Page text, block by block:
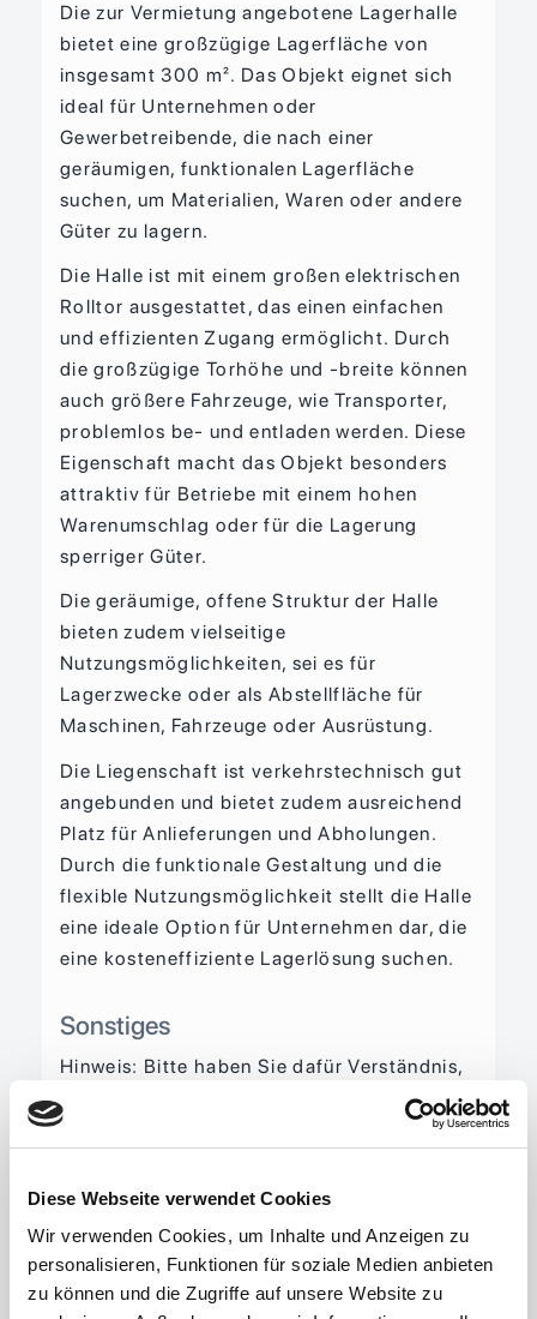
Diese Webseite verwendet Cookies
Wir verwenden Cookies, um Inhalte und Anzeigen zu
personalisieren, Funktionen für soziale Medien anbieten
zu können und die Zugriffe auf unsere Website zu
Die zur Vermietung angebotene Lagerhalle
bietet eine großzügige Lagerfläche von
insgesamt 300 m². Das Objekt eignet sich
ideal für Unternehmen oder
Gewerbetreibende, die nach einer
geräumigen, funktionalen Lagerfläche
suchen, um Materialien, Waren oder andere
Güter zu lagern.
Die Halle ist mit einem großen elektrischen
Rolltor ausgestattet, das einen einfachen
und effizienten Zugang ermöglicht. Durch
die großzügige Torhöhe und -breite können
auch größere Fahrzeuge, wie Transporter,
problemlos be- und entladen werden. Diese
Eigenschaft macht das Objekt besonders
attraktiv für Betriebe mit einem hohen
Warenumschlag oder für die Lagerung
sperriger Güter.
Die geräumige, offene Struktur der Halle
bieten zudem vielseitige
Nutzungsmöglichkeiten, sei es für
Lagerzwecke oder als Abstellfläche für
Maschinen, Fahrzeuge oder Ausrüstung.
Die Liegenschaft ist verkehrstechnisch gut
angebunden und bietet zudem ausreichend
Platz für Anlieferungen und Abholungen.
Durch die funktionale Gestaltung und die
flexible Nutzungsmöglichkeit stellt die Halle
eine ideale Option für Unternehmen dar, die
eine kosteneffiziente Lagerlösung suchen.
Sonstiges
Hinweis: Bitte haben Sie dafür Verständnis,
Reservierungen unverbindlich sind und
des Eigentümers gelten. Ein
Mietvertrag kommt erst durch
Gegenzeichnung desselbigen durch den